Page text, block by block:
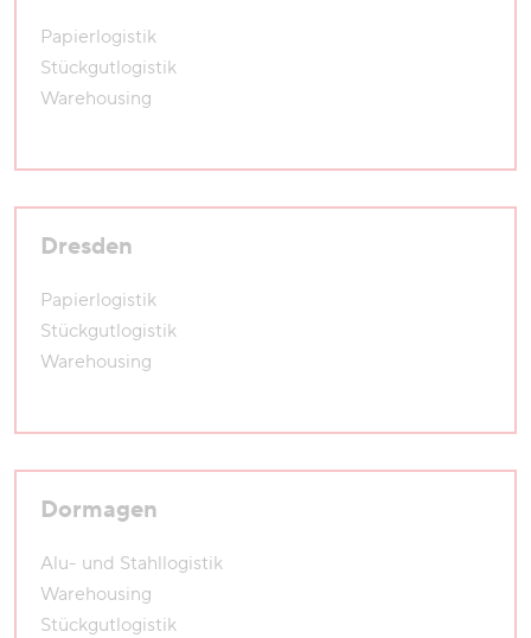
Papierlogistik
Stückgutlogistik
Warehousing
Dresden
Papierlogistik
Stückgutlogistik
Warehousing
Dormagen
Alu- und Stahllogistik
Warehousing
Stückgutlogistik